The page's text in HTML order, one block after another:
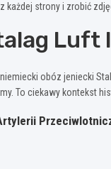
strony i zrobić
Luft
obóz jeniecki
To ciekawy kontekst